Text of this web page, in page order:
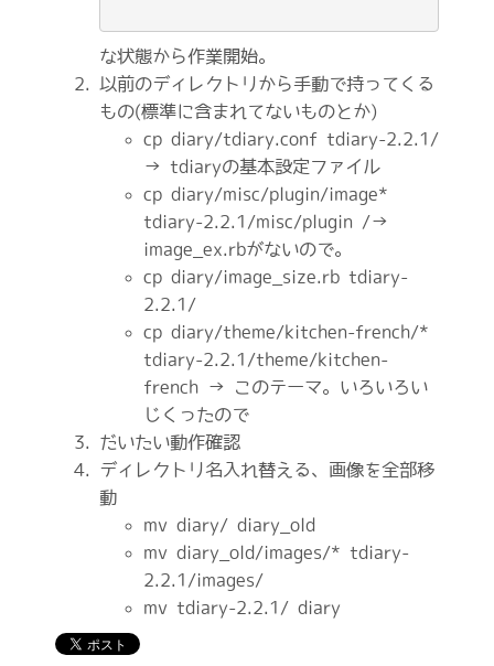
な状態から作業開始。
以前のディレクトリから手動で持ってくる
もの(標準に含まれてないものとか)
cp diary/tdiary.conf tdiary-2.2.1/
→ tdiaryの基本設定ファイル
cp diary/misc/plugin/image*
tdiary-2.2.1/misc/plugin /→
image_ex.rbがないので。
cp diary/image_size.rb tdiary-
2.2.1/
cp diary/theme/kitchen-french/*
tdiary-2.2.1/theme/kitchen-
french → このテーマ。いろいろい
じくったので
だいたい動作確認
ディレクトリ名入れ替える、画像を全部移
動
mv diary/ diary_old
mv diary_old/images/* tdiary-
2.2.1/images/
mv tdiary-2.2.1/ diary